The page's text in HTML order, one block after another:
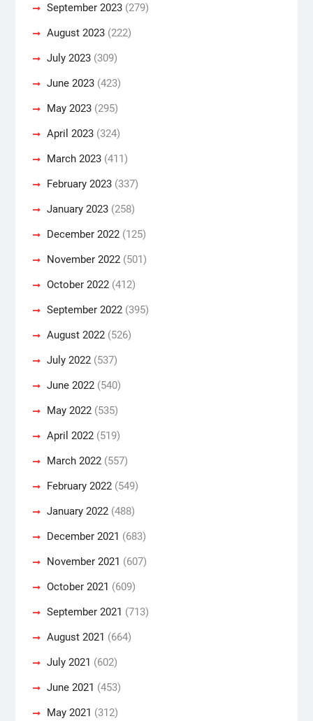
September 2023(279)
August 2023(222)
July 2023(309)
June 2023(423)
May 2023(295)
April 2023(324)
March 2023(411)
February 2023(337)
January 2023(258)
December 2022(125)
November 2022(501)
October 2022(412)
September 2022(395)
August 2022(526)
July 2022(537)
June 2022(540)
May 2022(535)
April 2022(519)
March 2022(557)
February 2022(549)
January 2022(488)
December 2021 (683)
November 2021 (607)
October 2021 (609)
September 2021 (713)
August 2021 (664)
July 2021 (602)
June 2021 (453)
May 2021 (312)